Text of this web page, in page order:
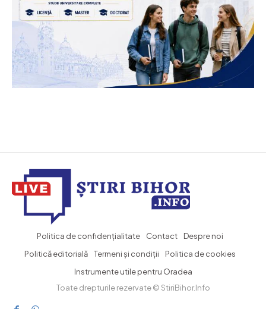
Politica de confidențialitate Contact
Despre noi
Politică editorială
Termeni și condiții
Politica de cookies
Instrumente utile pentru Oradea
Toate drepturile rezervate © StiriBihor.Info